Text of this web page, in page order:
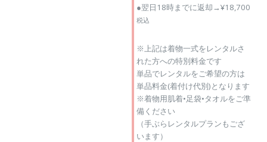
●翌日18時までに返却→¥18,700
税込
※上記は着物一式をレンタルさ
れた方への特別料金です
単品でレンタルをご希望の方は
単品料金(着付け代別)となります
※着物用肌着•足袋•タオルをご準
備ください
（手ぶらレンタルプランもござ
います）